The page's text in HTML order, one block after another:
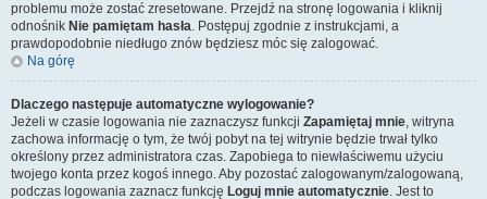
problemu może zostać zresetowane. Przejdź na stronę logowania i kliknij
odnośnik Nie pamiętam hasła. Postępuj zgodnie z instrukcjami, a
prawdopodobnie niedługo znów będziesz móc się zalogować.
Na górę
Dlaczego następuje automatyczne wylogowanie?
Jeżeli w czasie logowania nie zaznaczysz funkcji Zapamiętaj mnie, witryna
zachowa informację o tym, że twój pobyt na tej witrynie będzie trwał tylko
określony przez administratora czas. Zapobiega to niewłaściwemu użyciu
twojego konta przez kogoś innego. Aby pozostać zalogowanym/zalogowaną,
podczas logowania zaznacz funkcję Loguj mnie automatycznie. Jest to